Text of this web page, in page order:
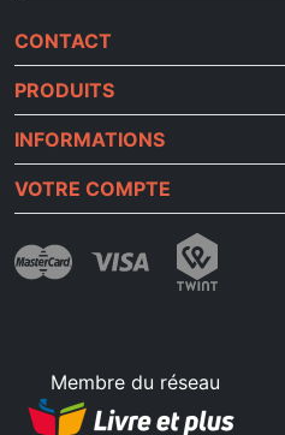
CONTACT
PRODUITS
INFORMATIONS
VOTRE COMPTE
Membre du réseau